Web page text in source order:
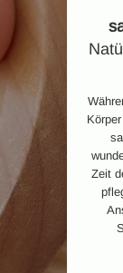
Zeit